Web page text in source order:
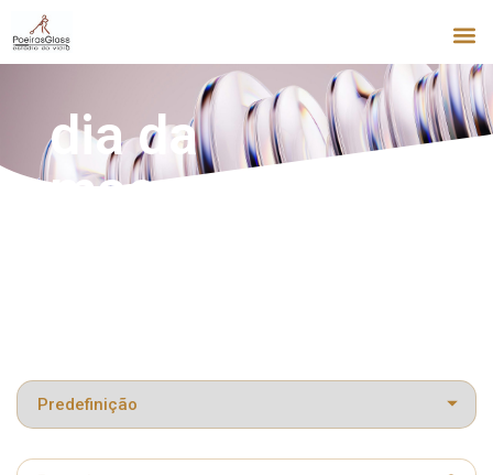
dia da
mae
Classificar produtos